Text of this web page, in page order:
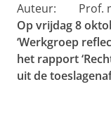
Auteur: Prof.
Op vrijdag 8
‘Werkgroep
het rapport
uit de